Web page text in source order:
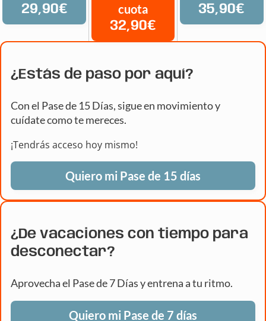
29,90€
cuota
32,90€
35,90€
¿Estás de paso por aquí?
Con el Pase de 15 Días, sigue en movimiento y
cuídate como te mereces.
¡Tendrás acceso hoy mismo!
Quiero mi Pase de 15 días
¿De vacaciones con tiempo para
desconectar?
Aprovecha el Pase de 7 Días y entrena a tu ritmo.
Quiero mi Pase de 7 días